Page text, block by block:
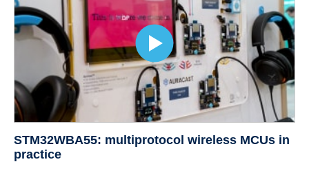
STM32WBA55: multiprotocol wireless MCUs in
practice